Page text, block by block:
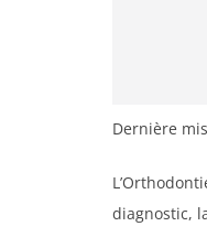
Dernière
diagnostic,